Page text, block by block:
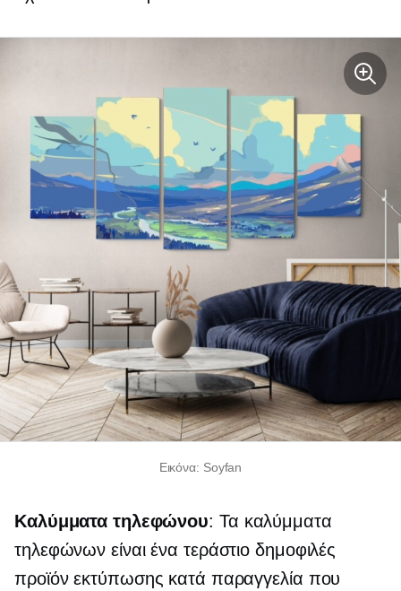
Εικόνα: Soyfan
Καλύμματα τηλεφώνου: Τα καλύμματα
τηλεφώνων είναι ένα τεράστιο δημοφιλές
προϊόν εκτύπωσης κατά παραγγελία που